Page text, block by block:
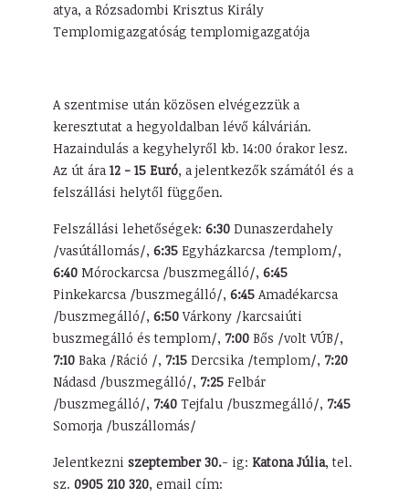
atya, a Rózsadombi Krisztus Király
Templomigazgatóság templomigazgatója
A szentmise után közösen elvégezzük a
keresztutat a hegyoldalban lévő kálvárián.
Hazaindulás a kegyhelyről kb. 14:00 órakor lesz.
Az út ára 12 - 15 Euró, a jelentkezők számától és a
felszállási helytől függően.
Felszállási lehetőségek: 6:30 Dunaszerdahely
/vasútállomás/, 6:35Egyházkarcsa /templom/,
6:40Mórockarcsa /buszmegálló/, 6:45
Pinkekarcsa /buszmegálló/, 6:45Amadékarcsa
/buszmegálló/, 6:50Várkony /karcsaiúti
buszmegálló és templom/, 7:00 Bős /volt VÚB/,
7:10Baka /Ráció /, 7:15Dercsika /templom/, 7:20
Nádasd /buszmegálló/, 7:25 Felbár
/buszmegálló/, 7:40 Tejfalu /buszmegálló/, 7:45
Somorja /buszállomás/
Jelentkezni szeptember 30.- ig: Katona Júlia, tel.
sz. 0905 210 320, email cím: